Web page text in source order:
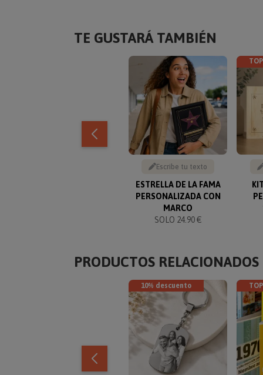
TE GUSTARÁ TAMBIÉN
Escribe tu texto
ESTRELLA DE LA FAMA
PERSONALIZADA CON
MARCO
SOLO 24.90 €
PRODUCTOS RELACIONADOS
10% descuento